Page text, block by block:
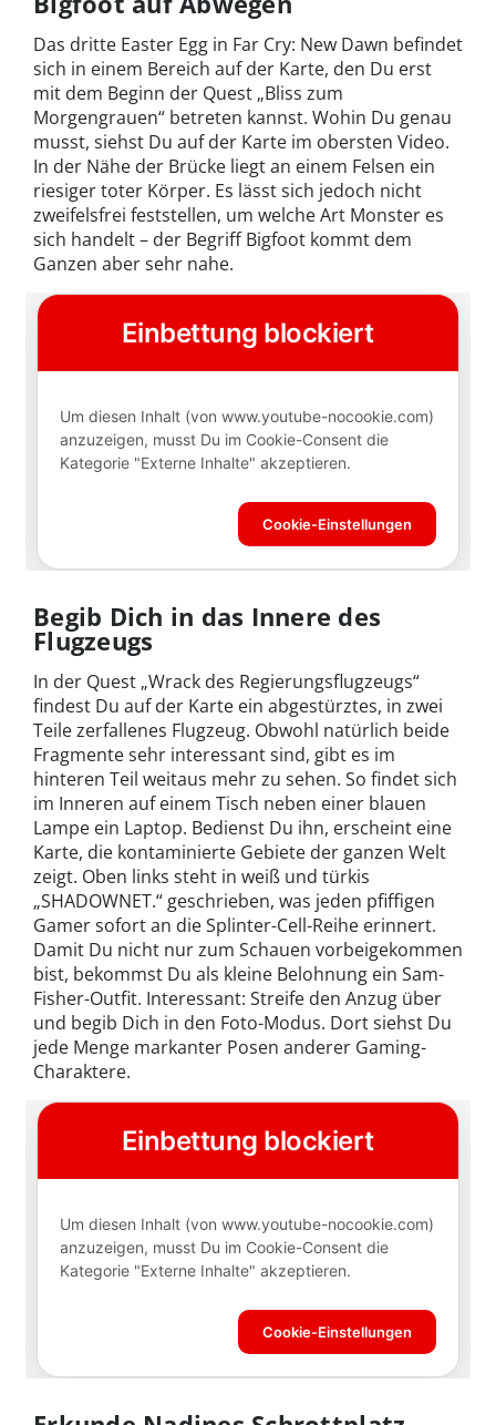
Das dritte Easter Egg in Far Cry: New Dawn befindet
sich in einem Bereich auf der Karte, den Du erst
mit dem Beginn der Quest „Bliss zum
Morgengrauen“ betreten kannst. Wohin Du genau
musst, siehst Du auf der Karte im obersten Video.
In der Nähe der Brücke liegt an einem Felsen ein
riesiger toter Körper. Es lässt sich jedoch nicht
zweifelsfrei feststellen, um welche Art Monster es
sich handelt – der Begriff Bigfoot kommt dem
Ganzen aber sehr nahe.
Begib Dich in das Innere des
Flugzeugs
In der Quest „Wrack des Regierungsflugzeugs“
findest Du auf der Karte ein abgestürztes, in zwei
Teile zerfallenes Flugzeug. Obwohl natürlich beide
Fragmente sehr interessant sind, gibt es im
hinteren Teil weitaus mehr zu sehen. So findet sich
im Inneren auf einem Tisch neben einer blauen
Lampe ein Laptop. Bedienst Du ihn, erscheint eine
Karte, die kontaminierte Gebiete der ganzen Welt
zeigt. Oben links steht in weiß und türkis
„SHADOWNET.“ geschrieben, was jeden pfiffigen
Gamer sofort an die Splinter-Cell-Reihe erinnert.
Damit Du nicht nur zum Schauen vorbeigekommen
bist, bekommst Du als kleine Belohnung ein Sam-
Fisher-Outfit. Interessant: Streife den Anzug über
und begib Dich in den Foto-Modus. Dort siehst Du
jede Menge markanter Posen anderer Gaming-
Charaktere.